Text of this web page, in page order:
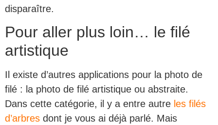
disparaître.
Pour aller plus loin… le filé
artistique
Il existe d’autres applications pour la photo de
filé : la photo de filé artistique ou abstraite.
Dans cette catégorie, il y a entre autre les filés
d’arbres dont je vous ai déjà parlé. Mais